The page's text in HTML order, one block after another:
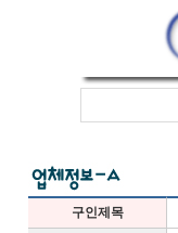
구인제목